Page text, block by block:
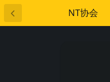
NT协会